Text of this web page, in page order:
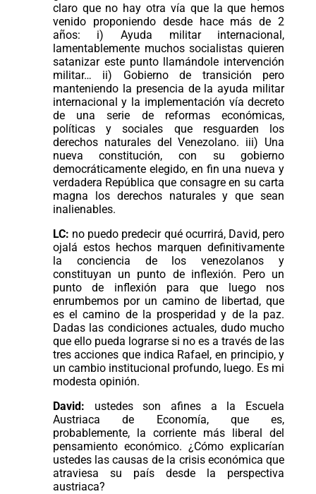
claro que no hay otra vía que la que hemos
venido proponiendo desde hace más de 2
años: i) Ayuda militar internacional,
lamentablemente muchos socialistas quieren
satanizar este punto llamándole intervención
militar… ii) Gobierno de transición pero
manteniendo la presencia de la ayuda militar
internacional y la implementación vía decreto
de una serie de reformas económicas,
políticas y sociales que resguarden los
derechos naturales del Venezolano. iii) Una
nueva constitución, con su gobierno
democráticamente elegido, en fin una nueva y
verdadera República que consagre en su carta
magna los derechos naturales y que sean
inalienables.
LC: no puedo predecir qué ocurrirá, David, pero
ojalá estos hechos marquen definitivamente
la conciencia de los venezolanos y
constituyan un punto de inflexión. Pero un
punto de inflexión para que luego nos
enrumbemos por un camino de libertad, que
es el camino de la prosperidad y de la paz.
Dadas las condiciones actuales, dudo mucho
que ello pueda lograrse si no es a través de las
tres acciones que indica Rafael, en principio, y
un cambio institucional profundo, luego. Es mi
modesta opinión.
David: ustedes son afines a la Escuela
Austriaca de Economía, que es,
probablemente, la corriente más liberal del
pensamiento económico. ¿Cómo explicarían
ustedes las causas de la crisis económica que
atraviesa su país desde la perspectiva
austriaca?